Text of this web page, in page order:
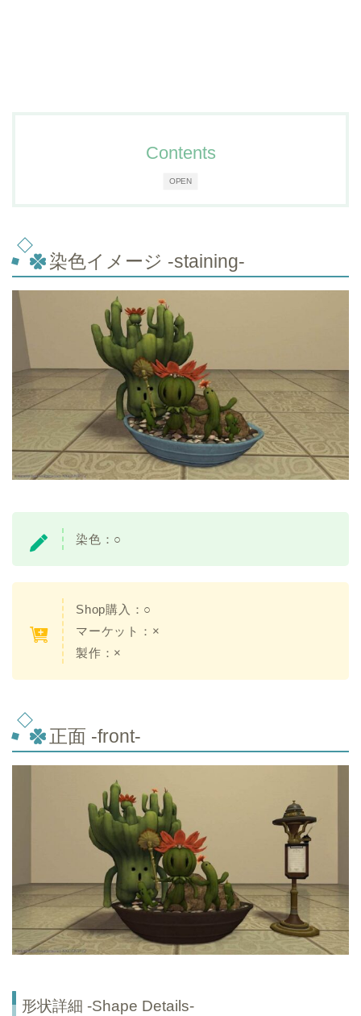
OPEN
Contents
染色イメージ -staining-
染色：○
Shop購入：○
マーケット：×
製作：×
正面 -front-
形状詳細 -Shape Details-